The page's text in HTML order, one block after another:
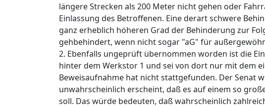
längere Strecken als 200 Meter nicht gehen oder
Einlassung des Betroffenen. Eine derart schwere
ganz erheblich höheren Grad der Behinderung zur
gehbehindert, wenn nicht sogar "aG" für
2. Ebenfalls ungeprüft übernommen worden ist die
hinter dem Werkstor 1 und sei von dort nur mit dem
Beweisaufnahme hat nicht stattgefunden. Der Senat
unwahrscheinlich erscheint, daß es auf einem so
soll. Das würde bedeuten, daß wahrscheinlich